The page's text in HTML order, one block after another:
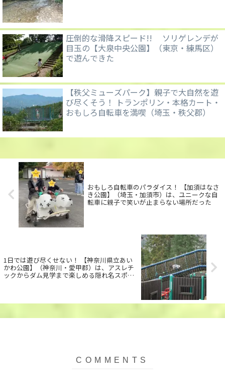
圧倒的な滑降スピード!! ソリゲレンデが
目玉の【大泉中央公園】（東京・練馬区）
で遊んできた
【秩父ミューズパーク】親子で大自然を遊
び尽くそう！ トランポリン・本格カート・
おもしろ自転車を満喫（埼玉・秩父郡）
おもしろ自転車のパラダイス！ 【加須はなさ
き公園】（埼玉・加須市）は、ユニークな自
転車に親子で笑いが止まらない場所だった
1日では遊び尽くせない！ 【神奈川県立あい
かわ公園】（神奈川・愛甲郡）は、アスレチ
ックからダム見学まで楽しめる隠れ名スポッ